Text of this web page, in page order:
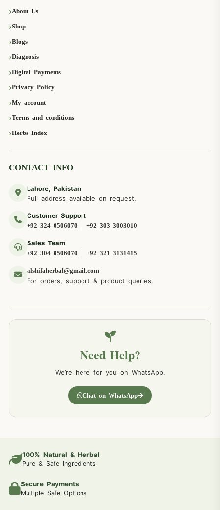
About Us
Shop
Blogs
Diagnosis
Digital Payments
Privacy Policy
My account
Terms and conditions
Herbs Index
CONTACT INFO
Lahore, Pakistan
Full address available on request.
Customer Support
+92 324 0506070 +92 303 3003010
Sales Team
+92 304 0506070 +92 321 3131415
alshifaherbal@gmail.com
For orders, support & product queries.
Need Help?
We’re here for you on WhatsApp.
Chat on WhatsApp
100% Natural & Herbal
Pure & Safe Ingredients
Secure Payments
Multiple Safe Options